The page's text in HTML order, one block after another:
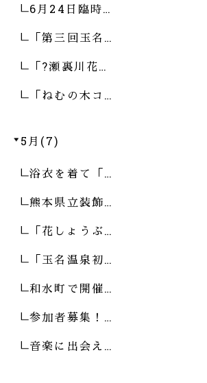
6月24日臨時…
「第三回玉名…
「?瀬裏川花…
「ねむの木コ…
5月(7)
浴衣を着て「…
熊本県立装飾…
「花しょうぶ…
「玉名温泉初…
和水町で開催…
参加者募集！…
音楽に出会え…